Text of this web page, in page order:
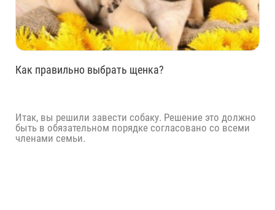
Как правильно выбрать щенка?
Итак, вы решили завести собаку. Решение это должно
быть в обязательном порядке согласовано со всеми
членами семьи.